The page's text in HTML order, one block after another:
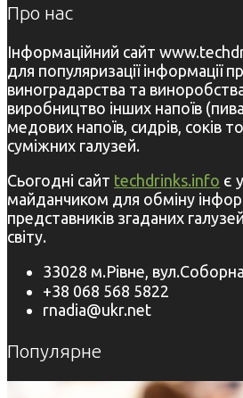
Про нас
Інформаційний сайт
для популяризації інформації
виноградарства та
виробництво інших напоїв
медових напоїв, сидрів, соків
суміжних галузей.
Сьогодні сайт techdrinks.info є
майданчиком для обміну
представників згаданих
світу.
33028 м.Рівне,
+38 068 568 5822
rnadia@ukr.net
Популярне